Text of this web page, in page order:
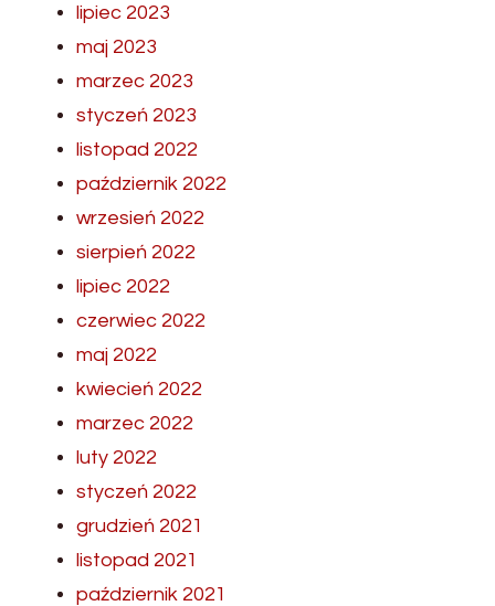
lipiec 2023
maj 2023
marzec 2023
styczeń 2023
listopad 2022
październik 2022
wrzesień 2022
sierpień 2022
lipiec 2022
czerwiec 2022
maj 2022
kwiecień 2022
marzec 2022
luty 2022
styczeń 2022
grudzień 2021
listopad 2021
październik 2021